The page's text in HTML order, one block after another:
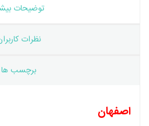
توضیحات
نظرات
برچسب ها
اصفهان